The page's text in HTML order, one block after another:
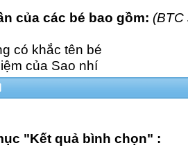
của các bé bao gồm: (BTC
có khắc tên bé
của Sao nhí
"Kết quả bình chọn" :